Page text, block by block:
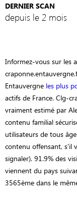
DERNIER SCAN
depuis le 2 mois
Informez-vous sur les
Entauvergne les plus
actifs de France. Clg-
vraiment estimé par
contenu familial
utilisateurs de tous
contenu offensant, s'il
signaler). 91.9% des
viennent du pays
3565ème dans le